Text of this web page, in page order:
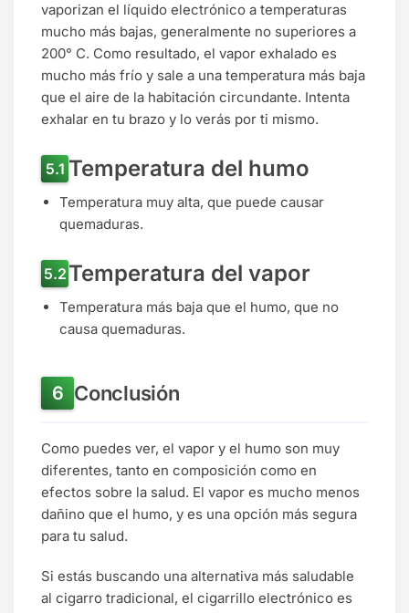
vaporizan el líquido electrónico a temperaturas
mucho más bajas, generalmente no superiores a
200° C. Como resultado, el vapor exhalado es
mucho más frío y sale a una temperatura más baja
que el aire de la habitación circundante. Intenta
exhalar en tu brazo y lo verás por ti mismo.
Temperatura del humo
Temperatura muy alta, que puede causar
quemaduras.
Temperatura del vapor
Temperatura más baja que el humo, que no
causa quemaduras.
Conclusión
Como puedes ver, el vapor y el humo son muy
diferentes, tanto en composición como en
efectos sobre la salud. El vapor es mucho menos
dañino que el humo, y es una opción más segura
para tu salud.
Si estás buscando una alternativa más saludable
al cigarro tradicional, el cigarrillo electrónico es